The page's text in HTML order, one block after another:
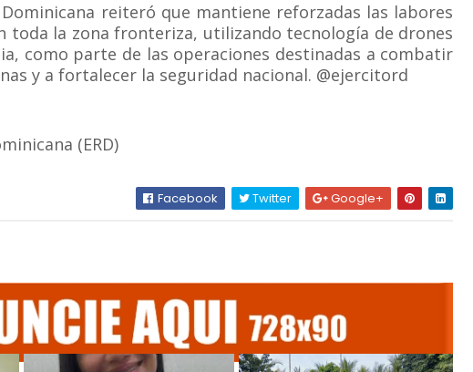
reiteró que mantiene reforzadas las labores
toda la zona fronteriza, utilizando tecnología de drones
como parte de las operaciones destinadas a combatir
y a fortalecer la seguridad nacional. @ejercitord
(ERD)
Facebook Twitter Google+